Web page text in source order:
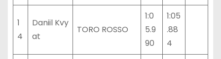
1
4
Daniil Kvy
at
TORO ROSSO
1:0
5.9
90
1:05
.88
4